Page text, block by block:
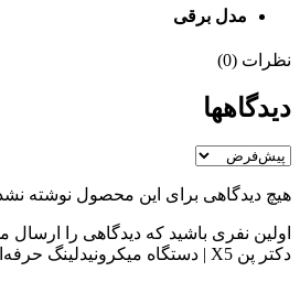
مدل برقی​
نظرات (0)
دیدگاهها
هیچ دیدگاهی برای این محصول نوشته
اولین نفری باشید که دیدگاهی را ارسال
دکتر پن X5 | دستگاه میکرونیدلینگ حرفه‌ای با نمایشگر LED”